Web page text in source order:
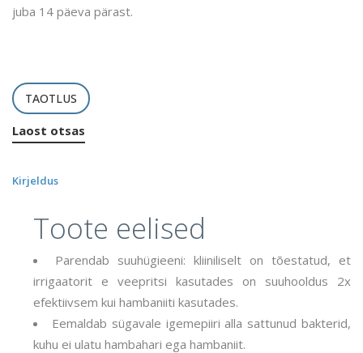
juba 14 päeva pärast.
TAOTLUS
Laost otsas
Kirjeldus
Toote eelised
Parendab suuhügieeni: kliiniliselt on tõestatud, et
irrigaatorit e veepritsi kasutades on suuhooldus 2x
efektiivsem kui hambaniiti kasutades.
Eemaldab sügavale igemepiiri alla sattunud bakterid,
kuhu ei ulatu hambahari ega hambaniit.